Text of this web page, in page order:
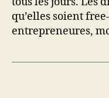
qu’elles soient
entrepreneures,